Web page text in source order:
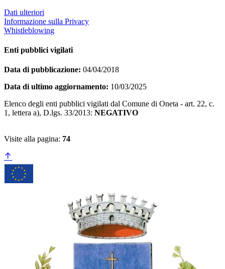
Dati ulteriori
Informazione sulla Privacy
Whistleblowing
Enti pubblici vigilati
Data di pubblicazione: 04/04/2018
Data di ultimo aggiornamento: 10/03/2025
Elenco degli enti pubblici vigilati dal Comune di Oneta - art. 22, c.
1, lettera a), D.lgs. 33/2013: NEGATIVO
Visite alla pagina: 74